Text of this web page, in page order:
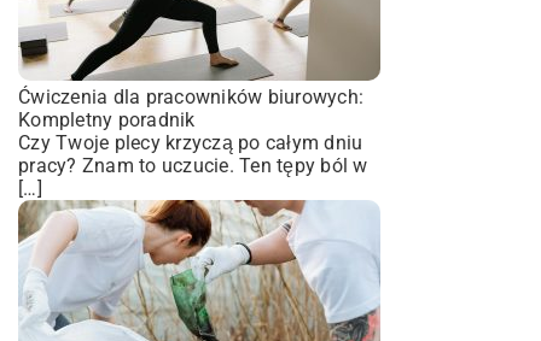
Ćwiczenia dla pracowników biurowych:
Kompletny poradnik
Czy Twoje plecy krzyczą po całym dniu
pracy? Znam to uczucie. Ten tępy ból w
[…]